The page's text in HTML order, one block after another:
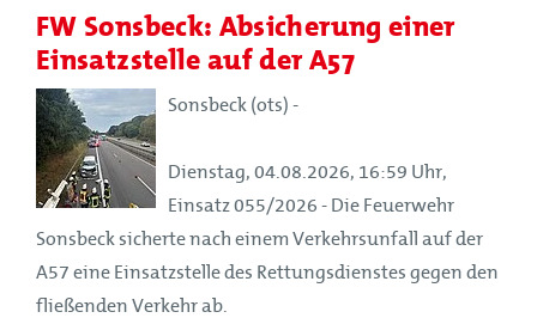
FW Sonsbeck: Absicherung einer
Einsatzstelle auf der A57
Sonsbeck (ots) -
Dienstag, 04.08.2026, 16:59 Uhr,
Einsatz 055/2026 - Die Feuerwehr
Sonsbeck sicherte nach einem Verkehrsunfall auf der
A57 eine Einsatzstelle des Rettungsdienstes gegen den
fließenden Verkehr ab.